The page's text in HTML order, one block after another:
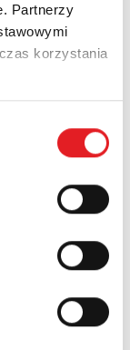
Partnerzy
korzystania